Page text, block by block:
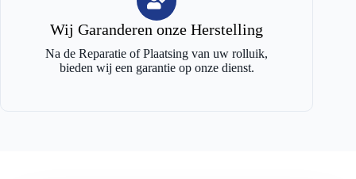
Wij Garanderen onze Herstelling
Na de Reparatie of Plaatsing van uw rolluik,
bieden wij een garantie op onze dienst.